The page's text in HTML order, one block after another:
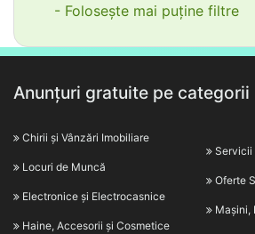
- Folosește mai puține filtre
Anunțuri gratuite pe categorii
Chirii și Vânzări Imobiliare
Locuri de Muncă
Electronice și Electrocasnice
Haine, Accesorii și Cosmetice
Servicii
Oferte
Mașini,